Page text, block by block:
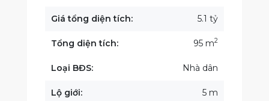
Giá tổng diện tích: 5.1 tỷ
Tổng diện tích: 95 m2
Loại BĐS: Nhà dân
Lộ giới: 5 m